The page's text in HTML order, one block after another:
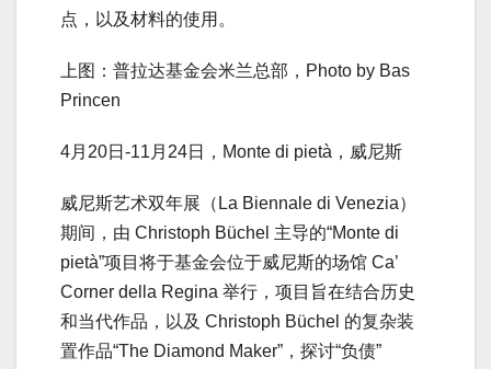
点，以及材料的使用。
上图：普拉达基金会米兰总部，Photo by Bas
Princen
4月20日-11月24日，Monte di pietà，威尼斯
威尼斯艺术双年展（La Biennale di Venezia）
期间，由 Christoph Büchel 主导的“Monte di
pietà”项目将于基金会位于威尼斯的场馆 Ca’
Corner della Regina 举行，项目旨在结合历史
和当代作品，以及 Christoph Büchel 的复杂装
置作品“The Diamond Maker”，探讨“负债”